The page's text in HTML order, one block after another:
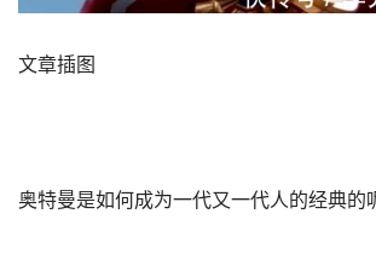
文章插图
奥特曼是如何成为一代又一代人的经典的